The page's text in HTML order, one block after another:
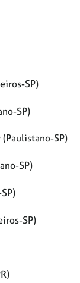
SP)
SP)
SP)
SP)
SP)